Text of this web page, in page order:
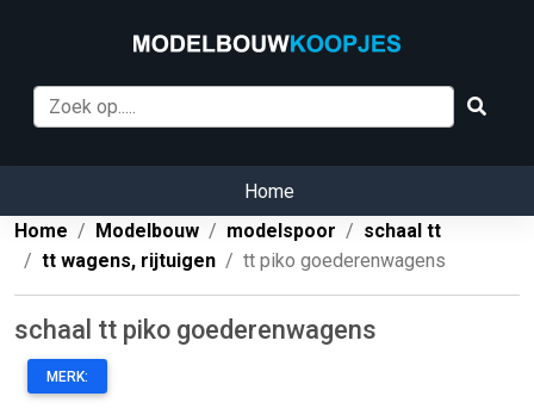
Home
Home
Modelbouw modelspoor
schaal tt
tt wagens, rijtuigen
tt piko goederenwagens
schaal tt piko goederenwagens
MERK: